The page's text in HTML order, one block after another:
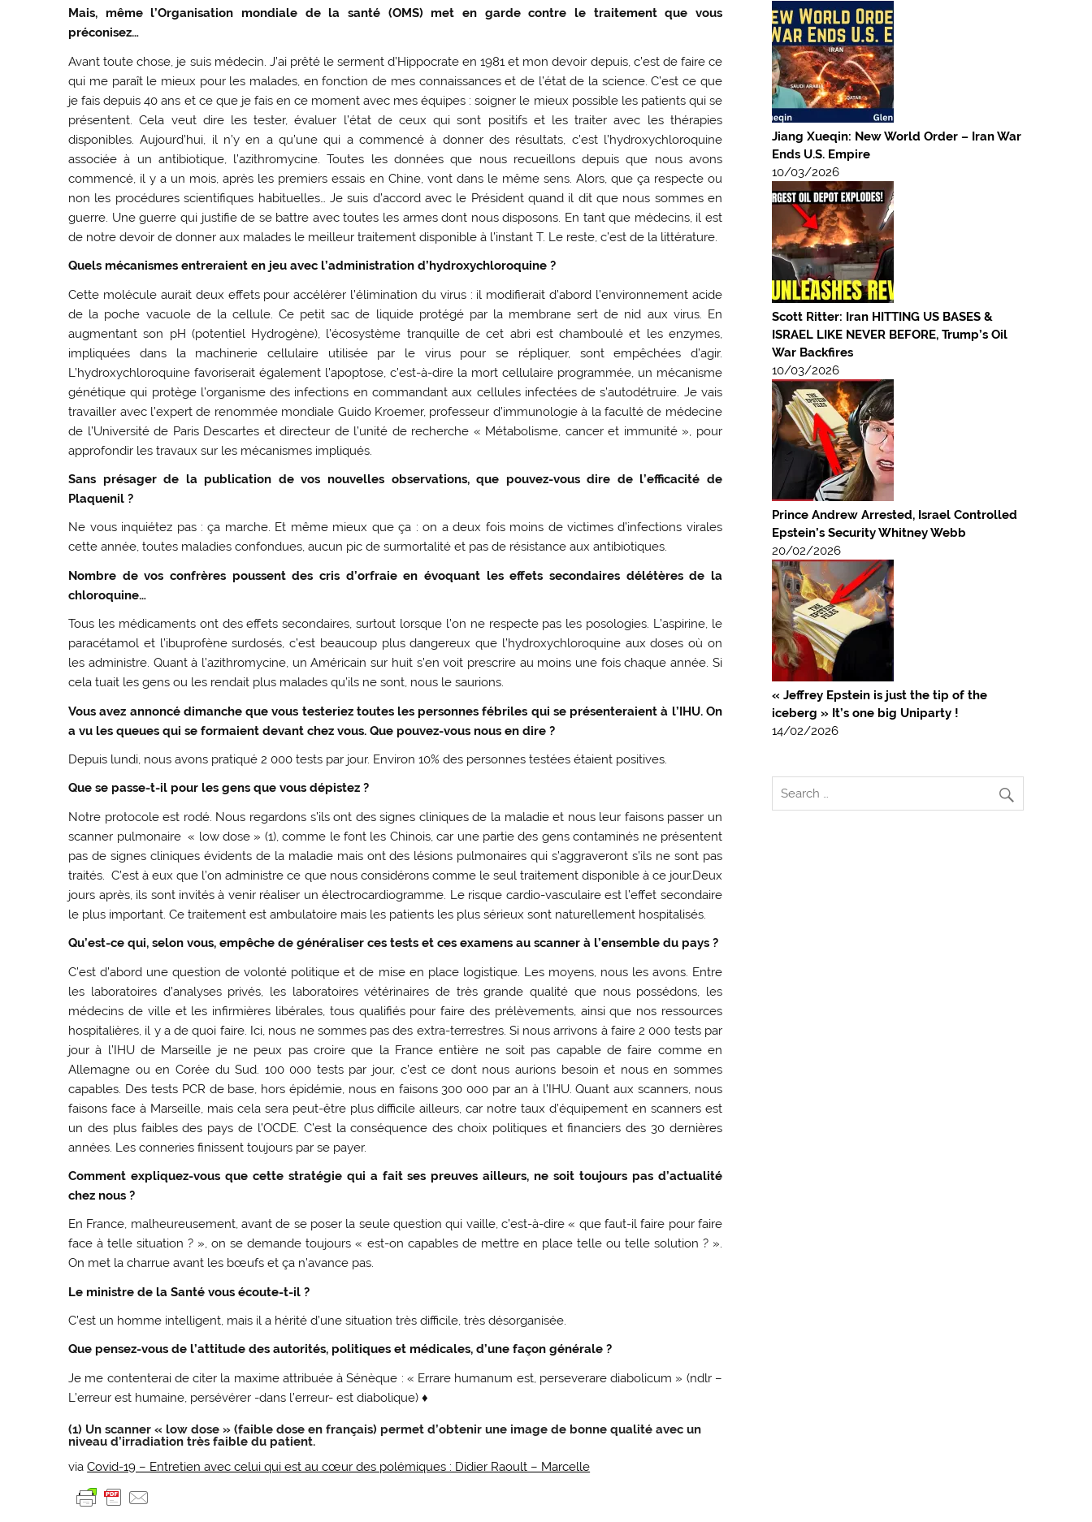
Mais, même l’Organisation mondiale de la santé (OMS) met en garde contre le traitement que vous
préconisez…
Avant toute chose, je suis médecin. J’ai prêté le serment d’Hippocrate en 1981 et mon devoir depuis, c’est de faire ce
qui me paraît le mieux pour les malades, en fonction de mes connaissances et de l’état de la science. C’est ce que
je fais depuis 40 ans et ce que je fais en ce moment avec mes équipes : soigner le mieux possible les patients qui se
présentent. Cela veut dire les tester, évaluer l’état de ceux qui sont positifs et les traiter avec les thérapies
disponibles. Aujourd’hui, il n’y en a qu’une qui a commencé à donner des résultats, c’est l’hydroxychloroquine
associée à un antibiotique, l’azithromycine. Toutes les données que nous recueillons depuis que nous avons
commencé, il y a un mois, après les premiers essais en Chine, vont dans le même sens. Alors, que ça respecte ou
non les procédures scientifiques habituelles… Je suis d’accord avec le Président quand il dit que nous sommes en
guerre. Une guerre qui justifie de se battre avec toutes les armes dont nous disposons. En tant que médecins, il est
de notre devoir de donner aux malades le meilleur traitement disponible à l’instant T. Le reste, c’est de la littérature.
Quels mécanismes entreraient en jeu avec l’administration d’hydroxychloroquine ?
Cette molécule aurait deux effets pour accélérer l’élimination du virus : il modifierait d’abord l’environnement acide
de la poche vacuole de la cellule. Ce petit sac de liquide protégé par la membrane sert de nid aux virus. En
augmentant son pH (potentiel Hydrogène), l’écosystème tranquille de cet abri est chamboulé et les enzymes,
impliquées dans la machinerie cellulaire utilisée par le virus pour se répliquer, sont empêchées d’agir.
L’hydroxychloroquine favoriserait également l’apoptose, c’est-à-dire la mort cellulaire programmée, un mécanisme
génétique qui protège l’organisme des infections en commandant aux cellules infectées de s’autodétruire. Je vais
travailler avec l’expert de renommée mondiale Guido Kroemer, professeur d’immunologie à la faculté de médecine
de l’Université de Paris Descartes et directeur de l’unité de recherche « Métabolisme, cancer et immunité », pour
approfondir les travaux sur les mécanismes impliqués.
Sans présager de la publication de vos nouvelles observations, que pouvez-vous dire de l’efficacité de
Plaquenil ?
Ne vous inquiétez pas : ça marche. Et même mieux que ça : on a deux fois moins de victimes d’infections virales
cette année, toutes maladies confondues, aucun pic de surmortalité et pas de résistance aux antibiotiques.
Nombre de vos confrères poussent des cris d’orfraie en évoquant les effets secondaires délétères de la
chloroquine…
Tous les médicaments ont des effets secondaires, surtout lorsque l’on ne respecte pas les posologies. L’aspirine, le
paracétamol et l’ibuprofène surdosés, c’est beaucoup plus dangereux que l’hydroxychloroquine aux doses où on
les administre. Quant à l’azithromycine, un Américain sur huit s’en voit prescrire au moins une fois chaque année. Si
cela tuait les gens ou les rendait plus malades qu’ils ne sont, nous le saurions.
Vous avez annoncé dimanche que vous testeriez toutes les personnes fébriles qui se présenteraient à l’IHU. On
a vu les queues qui se formaient devant chez vous. Que pouvez-vous nous en dire ?
Depuis lundi, nous avons pratiqué 2 000 tests par jour. Environ 10% des personnes testées étaient positives.
Que se passe-t-il pour les gens que vous dépistez ?
Notre protocole est rodé. Nous regardons s’ils ont des signes cliniques de la maladie et nous leur faisons passer un
scanner pulmonaire « low dose » (1), comme le font les Chinois, car une partie des gens contaminés ne présentent
pas de signes cliniques évidents de la maladie mais ont des lésions pulmonaires qui s’aggraveront s’ils ne sont pas
traités. C’est à eux que l’on administre ce que nous considérons comme le seul traitement disponible à ce jour.Deux
jours après, ils sont invités à venir réaliser un électrocardiogramme. Le risque cardio-vasculaire est l’effet secondaire
le plus important. Ce traitement est ambulatoire mais les patients les plus sérieux sont naturellement hospitalisés.
Qu’est-ce qui, selon vous, empêche de généraliser ces tests et ces examens au scanner à l’ensemble du pays ?
C’est d’abord une question de volonté politique et de mise en place logistique. Les moyens, nous les avons. Entre
les laboratoires d’analyses privés, les laboratoires vétérinaires de très grande qualité que nous possédons, les
médecins de ville et les infirmières libérales, tous qualifiés pour faire des prélèvements, ainsi que nos ressources
hospitalières, il y a de quoi faire. Ici, nous ne sommes pas des extra-terrestres. Si nous arrivons à faire 2 000 tests par
jour à l’IHU de Marseille je ne peux pas croire que la France entière ne soit pas capable de faire comme en
Allemagne ou en Corée du Sud. 100 000 tests par jour, c’est ce dont nous aurions besoin et nous en sommes
capables. Des tests PCR de base, hors épidémie, nous en faisons 300 000 par an à l’IHU. Quant aux scanners, nous
faisons face à Marseille, mais cela sera peut-être plus difficile ailleurs, car notre taux d’équipement en scanners est
un des plus faibles des pays de l’OCDE. C’est la conséquence des choix politiques et financiers des 30 dernières
années. Les conneries finissent toujours par se payer.
Comment expliquez-vous que cette stratégie qui a fait ses preuves ailleurs, ne soit toujours pas d’actualité
chez nous ?
En France, malheureusement, avant de se poser la seule question qui vaille, c’est-à-dire « que faut-il faire pour faire
face à telle situation ? », on se demande toujours « est-on capables de mettre en place telle ou telle solution ? ».
On met la charrue avant les bœufs et ça n’avance pas.
Le ministre de la Santé vous écoute-t-il ?
C’est un homme intelligent, mais il a hérité d’une situation très difficile, très désorganisée.
Que pensez-vous de l’attitude des autorités, politiques et médicales, d’une façon générale ?
Je me contenterai de citer la maxime attribuée à Sénèque : « Errare humanum est, perseverare diabolicum » (ndlr –
L’erreur est humaine, persévérer -dans l’erreur- est diabolique) ♦
(1) Un scanner « low dose » (faible dose en français) permet d’obtenir une image de bonne qualité avec un
niveau d’irradiation très faible du patient.
viaCovid-19 – Entretien avec celui qui est au cœur des polémiques : Didier Raoult – Marcelle
Jiang Xueqin: New World Order – Iran War
Ends U.S. Empire
10/03/2026
Scott Ritter: Iran HITTING US BASES &
ISRAEL LIKE NEVER BEFORE, Trump’s Oil
War Backfires
10/03/2026
Prince Andrew Arrested, Israel Controlled
Epstein’s Security Whitney Webb
20/02/2026
« Jeffrey Epstein is just the tip of the
iceberg » It’s one big Uniparty !
14/02/2026